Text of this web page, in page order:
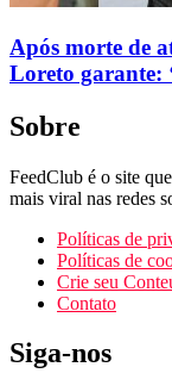
Após morte de
Loreto garante:
Sobre
FeedClub é o site
mais viral nas redes
Políticas de
Políticas de
Crie seu
Contato
Siga-nos